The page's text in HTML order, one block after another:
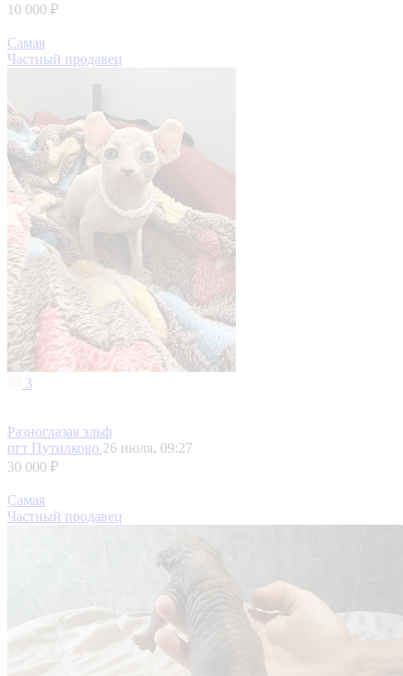
10 000 ₽
Самая
Частный продавец
3
Разноглазая эльф
пгт Путилково 26 июля, 09:27
30 000 ₽
Самая
Частный продавец